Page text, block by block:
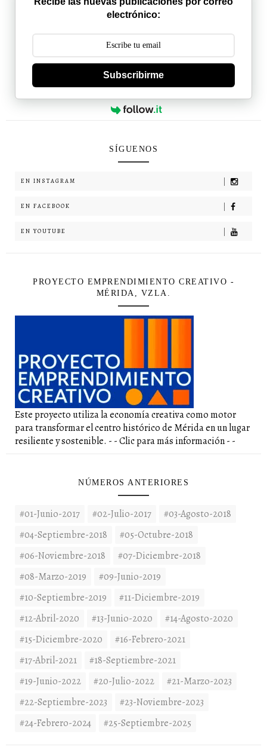
electrónico:
Subscribirme
SÍGUENOS
EN INSTAGRAM
EN FACEBOOK
EN YOUTUBE
PROYECTO EMPRENDIMIENTO CREATIVO -
MÉRIDA, VZLA.
Este proyecto utiliza la economía creativa como motor
para transformar el centro histórico de Mérida en un lugar
resiliente y sostenible. - - Clic para más información - -
NÚMEROS ANTERIORES
#01-Junio-2017 #02-Julio-2017
#03-Agosto-2018
#04-Septiembre-2018
#05-Octubre-2018
#06-Noviembre-2018
#07-Diciembre-2018
#08-Marzo-2019
#09-Junio-2019
#10-Septiembre-2019
#11-Diciembre-2019
#12-Abril-2020
#13-Junio-2020
#14-Agosto-2020
#15-Diciembre-2020
#16-Febrero-2021
#17-Abril-2021
#18-Septiembre-2021
#19-Junio-2022
#20-Julio-2022
#21-Marzo-2023
#22-Septiembre-2023
#23-Noviembre-2023
#24-Febrero-2024
#25-Septiembre-2025